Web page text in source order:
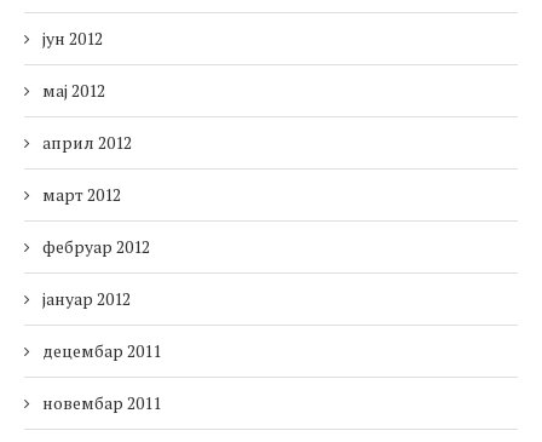
јун 2012
мај 2012
април 2012
март 2012
фебруар 2012
јануар 2012
децембар 2011
новембар 2011